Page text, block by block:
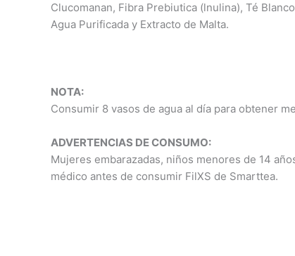
Clucomanan, Fibra Prebiutica (lnulina), Té
Agua Purificada y Extracto de Malta.
NOTA:
Consumir 8 vasos de agua al día para obtener
ADVERTENCIAS DE CONSUMO:
Mujeres embarazadas, niños menores de 14
médico antes de consumir FilXS de Smarttea.